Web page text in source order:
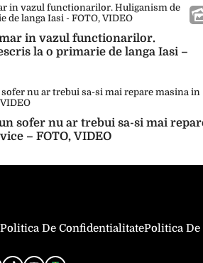
in vazul functionarilor.
la o primarie de langa Iasi –
sofer nu ar trebui sa-si mai
– FOTO, VIDEO
Politica De ConfidentialitatePolitica De